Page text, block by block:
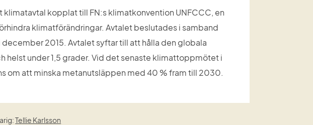
klimatavtal kopplat till FN:s klimatkonvention UNFCCC, en
klimatförändringar. Avtalet beslutades i samband
december 2015. Avtalet syftar till att hålla den globala
helst under 1,5 grader. Vid det senaste klimattoppmötet i
om att minska metanutsläppen med 40 % fram till 2030.
Tellie Karlsson